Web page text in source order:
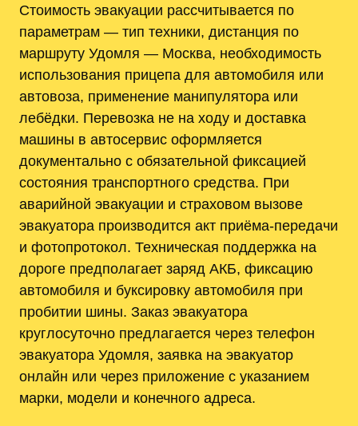
Стоимость эвакуации рассчитывается по
параметрам — тип техники, дистанция по
маршруту Удомля — Москва, необходимость
использования прицепа для автомобиля или
автовоза, применение манипулятора или
лебёдки. Перевозка не на ходу и доставка
машины в автосервис оформляется
документально с обязательной фиксацией
состояния транспортного средства. При
аварийной эвакуации и страховом вызове
эвакуатора производится акт приёма-передачи
и фотопротокол. Техническая поддержка на
дороге предполагает заряд АКБ, фиксацию
автомобиля и буксировку автомобиля при
пробитии шины. Заказ эвакуатора
круглосуточно предлагается через телефон
эвакуатора Удомля, заявка на эвакуатор
онлайн или через приложение с указанием
марки, модели и конечного адреса.